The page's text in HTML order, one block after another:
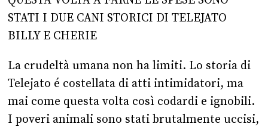
STATI I DUE CANI STORICI DI TELEJATO
BILLY E CHERIE
La crudeltà umana non ha limiti. Lo storia di
Telejato é costellata di atti intimidatori, ma
mai come questa volta così codardi e ignobili.
I poveri animali sono stati brutalmente uccisi,